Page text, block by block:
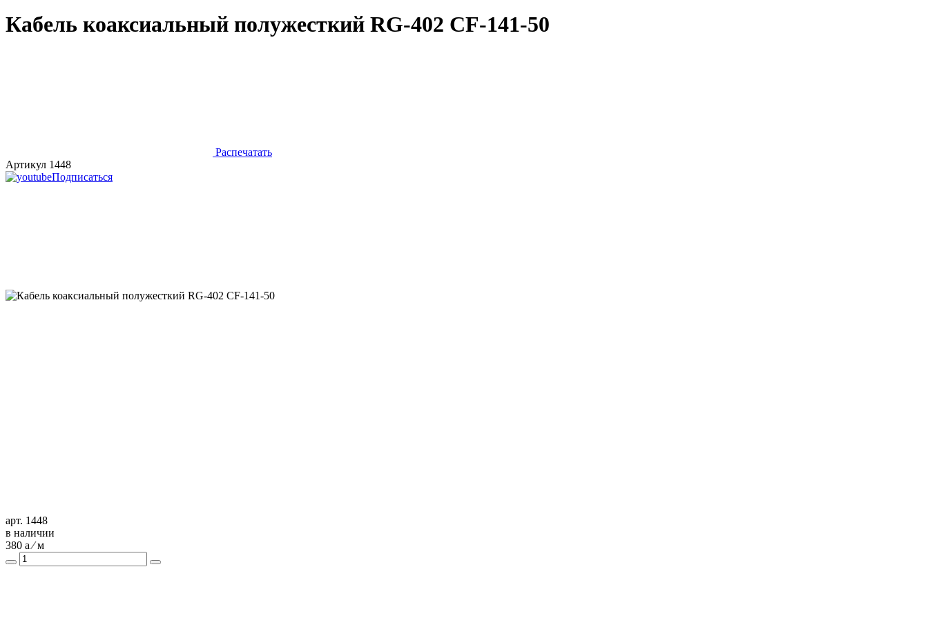
Кабель коаксиальный полужесткий RG-402 CF-141-50
Распечатать
Артикул 1448
Подписаться
арт. 1448
в наличии
380 a ⁄ м